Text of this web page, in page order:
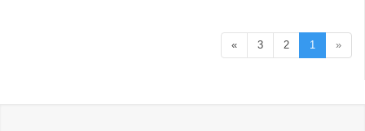
«
1
2
3
»